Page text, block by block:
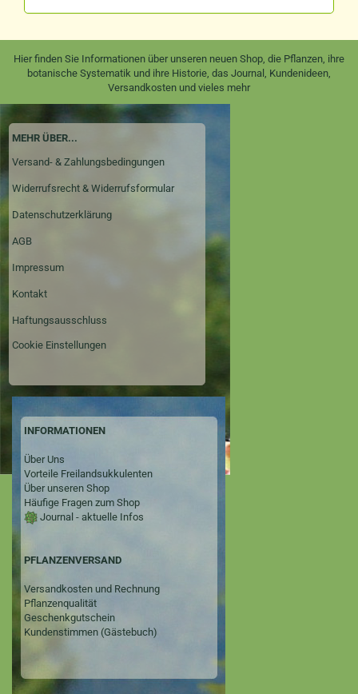
Hier finden Sie Informationen über unseren neuen Shop, die Pflanzen, ihre
botanische Systematik und ihre Historie, das Journal, Kundenideen,
Versandkosten und vieles mehr
MEHR ÜBER...
Versand- & Zahlungsbedingungen
Widerrufsrecht & Widerrufsformular
Datenschutzerklärung
AGB
Impressum
Kontakt
Haftungsausschluss
Cookie Einstellungen
INFORMATIONEN
Über Uns
Vorteile Freilandsukkulenten
Über unseren Shop
Häufige Fragen zum Shop
Journal - aktuelle Infos
PFLANZENVERSAND
Versandkosten und Rechnung
Pflanzenqualität
Geschenkgutschein
Kundenstimmen (Gästebuch)